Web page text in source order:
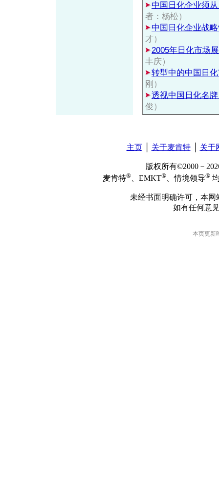
中国日化企业须
者：杨松）
中国日化企业战
才）
2005年日化市场
丰庆）
转型中的中国日
刚）
透视中国日化名
俊）
主页│ 关于麦肯特│ 关于
版权所有©2000－
麦肯特® 、EMKT® 、情境领导®
未经书面明确许可，本
如有任何意
本页更新